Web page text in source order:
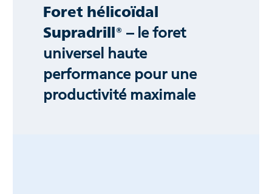
Foret hélicoïdal
Supradrill® – le foret
universel haute
performance pour une
productivité maximale